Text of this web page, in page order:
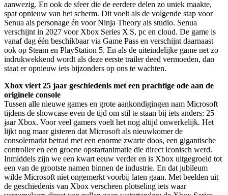
aanwezig. En ook de sfeer die de eerdere delen zo uniek maakte,
spat opnieuw van het scherm. Dit voelt als de volgende stap voor
Senua als personage én voor Ninja Theory als studio. Senua
verschijnt in 2027 voor Xbox Series X|S, pc en cloud. De game is
vanaf dag één beschikbaar via Game Pass en verschijnt daarnaast
ook op Steam en PlayStation 5. En als de uiteindelijke game net zo
indrukwekkend wordt als deze eerste trailer deed vermoeden, dan
staat er opnieuw iets bijzonders op ons te wachten.
Xbox viert 25 jaar geschiedenis met een prachtige ode aan de
originele console
Tussen alle nieuwe games en grote aankondigingen nam Microsoft
tijdens de showcase even de tijd om stil te staan bij iets anders: 25
jaar Xbox. Voor veel gamers voelt het nog altijd onwerkelijk. Het
lijkt nog maar gisteren dat Microsoft als nieuwkomer de
consolemarkt betrad met een enorme zwarte doos, een gigantische
controller en een groene opstartanimatie die direct iconisch werd.
Inmiddels zijn we een kwart eeuw verder en is Xbox uitgegroeid tot
een van de grootste namen binnen de industrie. En dat jubileum
wilde Microsoft niet ongemerkt voorbij laten gaan. Met beelden uit
de geschiedenis van Xbox verscheen plotseling iets waar